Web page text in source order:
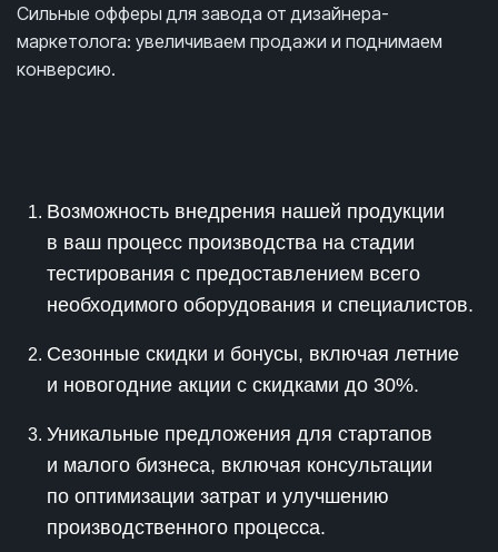
Сильные офферы для завода от дизайнера-
маркетолога: увеличиваем продажи и поднимаем
конверсию.
Возможность внедрения нашей продукции
в ваш процесс производства на стадии
тестирования с предоставлением всего
необходимого оборудования и специалистов.
Сезонные скидки и бонусы, включая летние
и новогодние акции с скидками до 30%.
Уникальные предложения для стартапов
и малого бизнеса, включая консультации
по оптимизации затрат и улучшению
производственного процесса.